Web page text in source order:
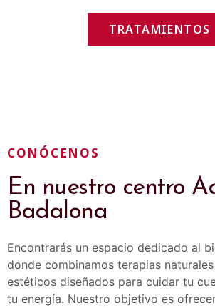
TRATAMIENTOS
CONÓCENOS
En nuestro centro
Badalona
Encontrarás un espacio dedicado al
donde combinamos terapias
estéticos diseñados para cuidar tu
tu energía. Nuestro objetivo es